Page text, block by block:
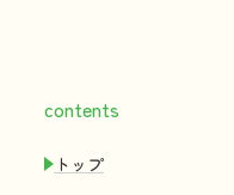
contents
トップ